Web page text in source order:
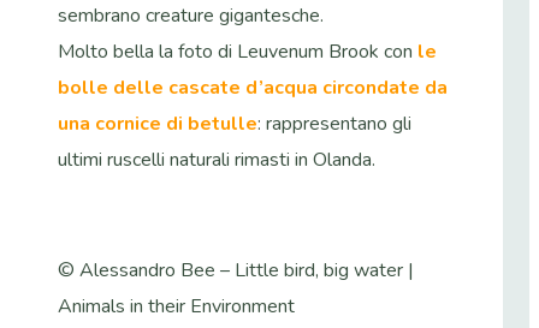
sembrano creature gigantesche.
Molto bella la foto di Leuvenum Brook con le
bolle delle cascate d’acqua circondate da
una cornice di betulle: rappresentano gli
ultimi ruscelli naturali rimasti in Olanda.
© Alessandro Bee – Little bird, big water |
Animals in their Environment